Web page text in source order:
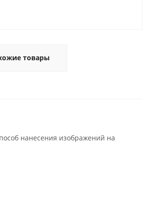
товары
нанесения изображений на